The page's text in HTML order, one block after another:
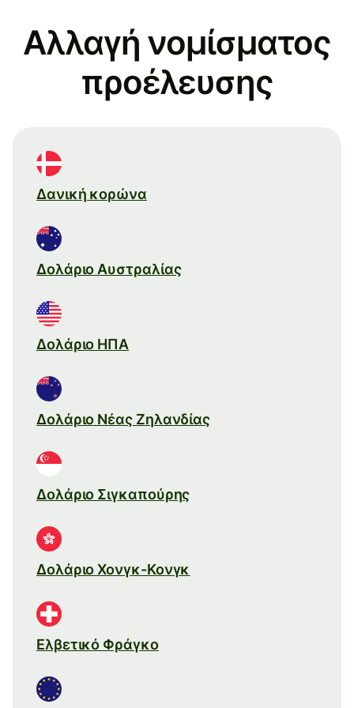
Αλλαγή νομίσματος
προέλευσης
Δανική κορώνα
Δολάριο Αυστραλίας
Δολάριο ΗΠΑ
Δολάριο Νέας Ζηλανδίας
Δολάριο Σιγκαπούρης
Δολάριο Χονγκ-Κονγκ
Ελβετικό Φράγκο